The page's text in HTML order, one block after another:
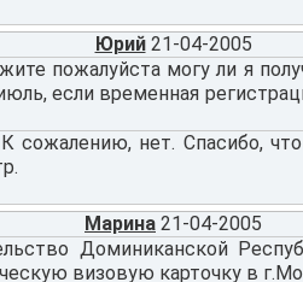
Юрий 21-04-2005
пожалуйста могу ли я
если временная
нет. Спасибо,
Марина 21-04-2005
Доминиканской
визовую карточку в